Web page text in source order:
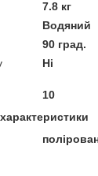
7.8 кг
Водяний
90 град.
Ні
10